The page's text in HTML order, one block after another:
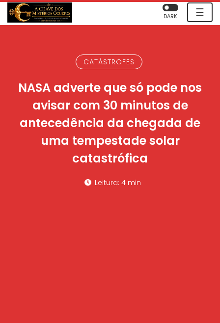
☰
DARK
CATÁSTROFES
NASA adverte que só pode nos
avisar com 30 minutos de
antecedência da chegada de
uma tempestade solar
catastrófica
Leitura: 4 min